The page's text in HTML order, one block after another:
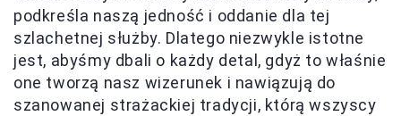
podkreśla naszą jedność i oddanie dla tej
szlachetnej służby. Dlatego niezwykle istotne
jest, abyśmy dbali o każdy detal, gdyż to właśnie
one tworzą nasz wizerunek i nawiązują do
szanowanej strażackiej tradycji, którą wszyscy